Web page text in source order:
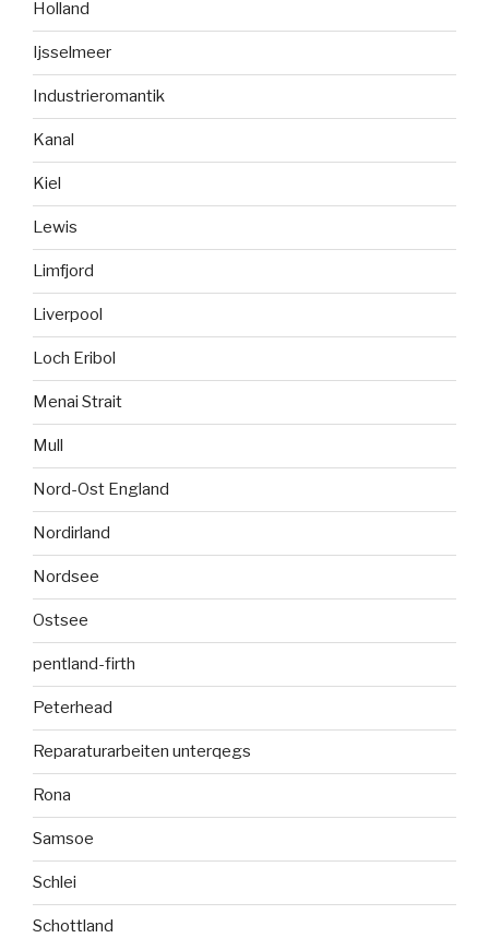
Holland
Ijsselmeer
Industrieromantik
Kanal
Kiel
Lewis
Limfjord
Liverpool
Loch Eribol
Menai Strait
Mull
Nord-Ost England
Nordirland
Nordsee
Ostsee
pentland-firth
Peterhead
Reparaturarbeiten unterqegs
Rona
Samsoe
Schlei
Schottland